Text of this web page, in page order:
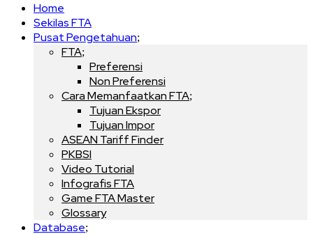
Home
Sekilas FTA
Pusat Pengetahuan
FTA
Preferensi
Non Preferensi
Cara Memanfaatkan FTA
Tujuan Ekspor
Tujuan Impor
ASEAN Tariff Finder
PKBSI
Video Tutorial
Infografis FTA
Game FTA Master
Glossary
Database